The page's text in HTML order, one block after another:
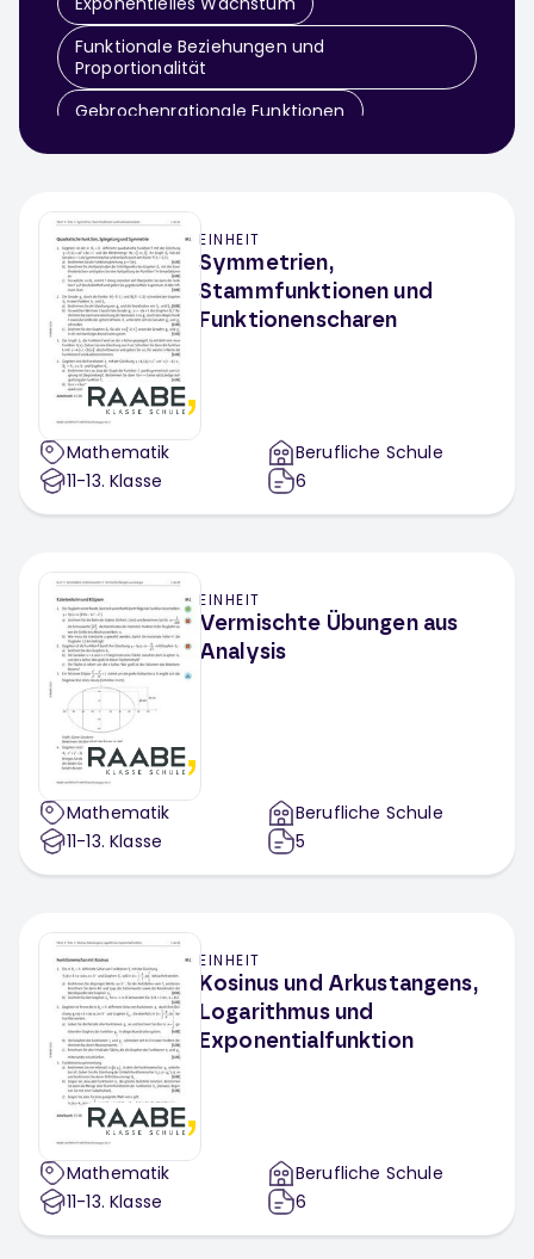
Funktionale Beziehungen und
Proportionalität
Gebrochenrationale Funktionen
Graphen linearer Funktionen
Potenzfunktionen
Quadratische Funktionen
Wachstumsprozesse
EINHEIT
Symmetrien,
Stammfunktionen und
Funktionenscharen
Mathematik
11-13. Klasse
Berufliche Schule
6
EINHEIT
Vermischte Übungen aus
Analysis
Mathematik
11-13. Klasse
Berufliche Schule
5
EINHEIT
Kosinus und Arkustangens,
Logarithmus und
Exponentialfunktion
Mathematik
11-13. Klasse
Berufliche Schule
6